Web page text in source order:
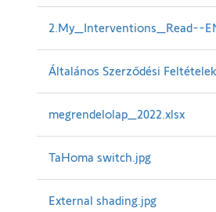
2.My_Interventions_Read--
Általános Szerződési
megrendelolap_2022.xlsx
TaHoma switch.jpg
External shading.jpg